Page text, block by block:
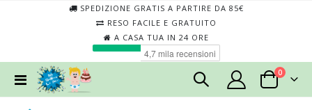
SPEDIZIONE GRATIS A PARTIRE DA 85€
RESO FACILE E GRATUITO
A CASA TUA IN 24 ORE
Toggle
Nav
Cart
0elementi